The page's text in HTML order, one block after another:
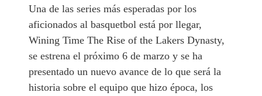
Una de las series más esperadas por los
aficionados al basquetbol está por llegar,
Wining Time The Rise of the Lakers Dynasty,
se estrena el próximo 6 de marzo y se ha
presentado un nuevo avance de lo que será la
historia sobre el equipo que hizo época, los